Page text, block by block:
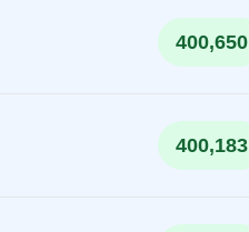
400,650
400,183